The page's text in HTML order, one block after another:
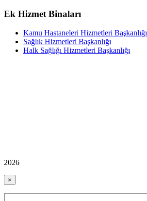
Ek Hizmet Binaları
Kamu Hastaneleri Hizmetleri Başkanlığı
Sağlık Hizmetleri Başkanlığı
Halk Sağlığı Hizmetleri Başkanlığı
2026
×